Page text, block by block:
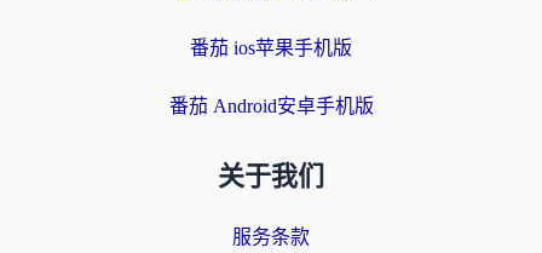
番茄 ios苹果手机版
番茄 Android安卓手机版
关于我们
服务条款